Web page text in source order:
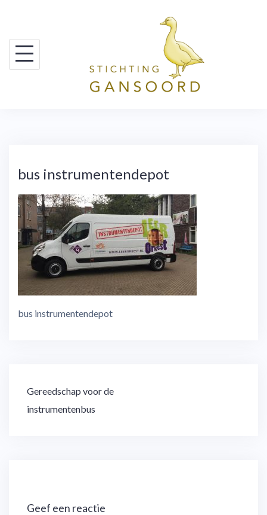
content
bus instrumentendepot
bus instrumentendepot
Bericht
navigatie
Gereedschap voor de
instrumentenbus
Geef een reactie